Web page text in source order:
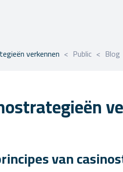
Blog
>
Public
>
verkennen
van